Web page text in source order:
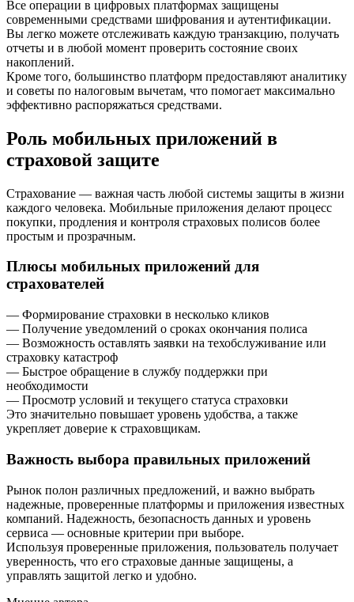
Все операции в цифровых платформах защищены
современными средствами шифрования и аутентификации.
Вы легко можете отслеживать каждую транзакцию, получать
отчеты и в любой момент проверить состояние своих
накоплений.
Кроме того, большинство платформ предоставляют аналитику
и советы по налоговым вычетам, что помогает максимально
эффективно распоряжаться средствами.
Роль мобильных приложений в
страховой защите
Страхование — важная часть любой системы защиты в жизни
каждого человека. Мобильные приложения делают процесс
покупки, продления и контроля страховых полисов более
простым и прозрачным.
Плюсы мобильных приложений для
страхователей
— Формирование страховки в несколько кликов
— Получение уведомлений о сроках окончания полиса
— Возможность оставлять заявки на техобслуживание или
страховку катастроф
— Быстрое обращение в службу поддержки при
необходимости
— Просмотр условий и текущего статуса страховки
Это значительно повышает уровень удобства, а также
укрепляет доверие к страховщикам.
Важность выбора правильных приложений
Рынок полон различных предложений, и важно выбрать
надежные, проверенные платформы и приложения известных
компаний. Надежность, безопасность данных и уровень
сервиса — основные критерии при выборе.
Используя проверенные приложения, пользователь получает
уверенность, что его страховые данные защищены, а
управлять защитой легко и удобно.